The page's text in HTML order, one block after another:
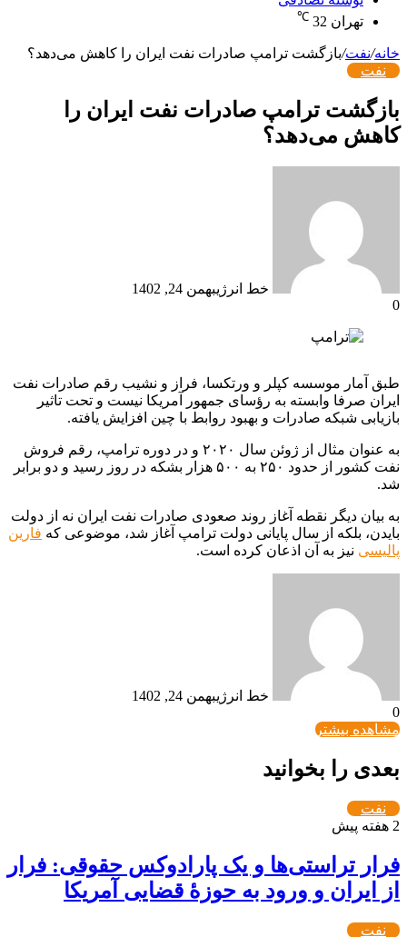
تهران 32
℃
خانه/نفت/بازگشت ترامپ صادرات نفت ایران را کاهش می‌دهد؟
نفت
بازگشت ترامپ صادرات نفت ایران را
کاهش می‌دهد؟
خط انرژیبهمن 24, 1402
0
طبق آمار موسسه کپلر و ورتکسا، فراز و نشیب رقم صادرات نفت
ایران صرفا وابسته به رؤسای جمهور آمریکا نیست و تحت تاثیر
بازیابی شبکه صادرات و بهبود روابط با چین افزایش یافته.
به عنوان مثال از ژوئن سال ۲۰۲۰ و در دوره ترامپ، رقم فروش
نفت کشور از حدود ۲۵۰ به ۵۰۰ هزار بشکه در روز رسید و دو برابر
شد.
به بیان دیگر نقطه آغاز روند صعودی صادرات نفت ایران نه از دولت
بایدن، بلکه از سال پایانی دولت ترامپ آغاز شد، موضوعی که فارین
پالیسی نیز به آن اذعان کرده است.
خط انرژیبهمن 24, 1402
0
مشاهده بیشتر
بعدی را بخوانید
نفت
2 هفته پیش
فرار تراستی‌ها و یک پارادوکس حقوقی: فرار
از ایران و ورود به حوزۀ قضایی آمریکا
نفت